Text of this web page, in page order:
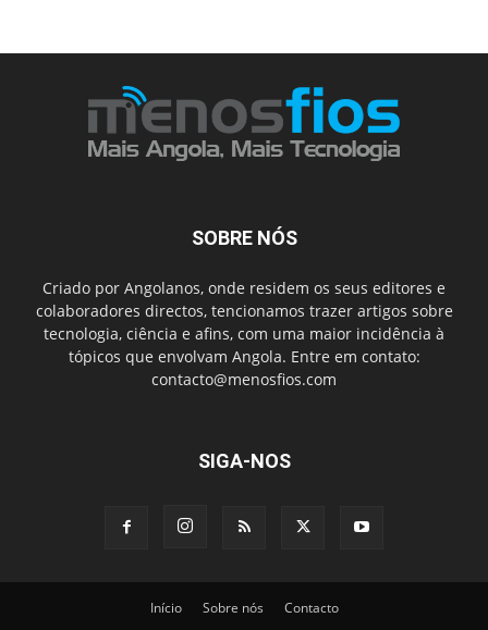
SOBRE NÓS
Criado por Angolanos, onde residem os seus editores e
colaboradores directos, tencionamos trazer artigos sobre
tecnologia, ciência e afins, com uma maior incidência à
tópicos que envolvam Angola. Entre em contato:
contacto@menosfios.com
SIGA-NOS
Início Sobre nós Contacto